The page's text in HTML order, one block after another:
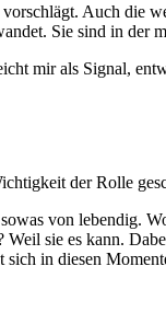
vorschlägt. Auch die
Sie sind in der
mir als Signal,
der Rolle
von lebendig.
sie es kann.
in diesen